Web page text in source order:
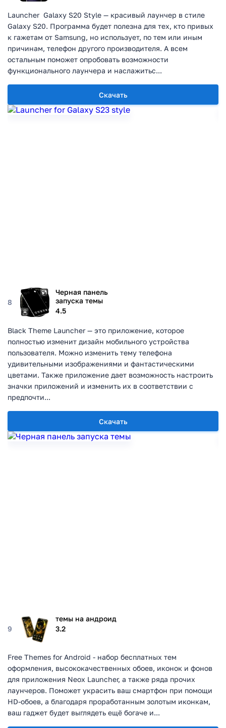
Скачать
Launcher Galaxy S20 Style — красивый лаунчер в стиле
Galaxy S20. Программа будет полезна для тех, кто привых
к гажетам от Samsung, но использует, по тем или иным
причинам, телефон другого производителя. А всем
остальным поможет опробовать возможности
функционального лаунчера и наслажитьс...
8
Черная панель
запуска темы
4.5
Скачать
Black Theme Launcher — это приложение, которое
полностью изменит дизайн мобильного устройства
пользователя. Можно изменить тему телефона
удивительными изображениями и фантастическими
цветами. Также приложение дает возможность настроить
значки приложений и изменить их в соответствии с
предпочти...
9
темы на андроид
3.2
Free Themes for Android - набор бесплатных тем
оформления, высококачественных обоев, иконок и фонов
для приложения Neox Launcher, а также ряда прочих
лаунчеров. Поможет украсить ваш смартфон при помощи
HD-обоев, а благодаря проработанным золотым иконкам,
ваш гаджет будет выглядеть ещё богаче и...